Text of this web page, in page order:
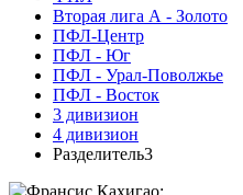
Вторая лига А - Золото
ПФЛ-Центр
ПФЛ - Юг
ПФЛ - Урал-Поволжье
ПФЛ - Восток
3 дивизион
4 дивизион
Разделитель3